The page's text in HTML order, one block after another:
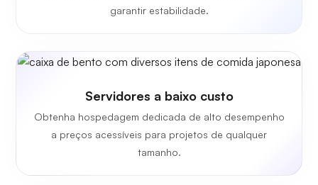
garantir estabilidade.
Servidores a baixo custo
Obtenha hospedagem dedicada de alto desempenho
a preços acessíveis para projetos de qualquer
tamanho.